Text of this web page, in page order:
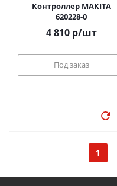
Контроллер MAKITA
620228-0
4 810р/шт
Под заказ
1